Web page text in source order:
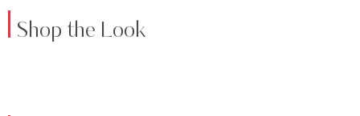
Shop the Look